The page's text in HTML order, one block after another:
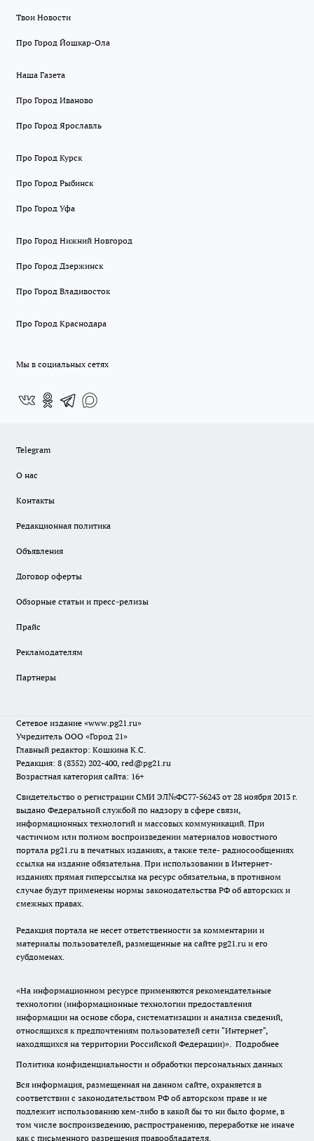
Твои Новости
Про Город Йошкар-Ола
Наша Газета
Про Город Иваново
Про Город Ярославль
Про Город Курск
Про Город Рыбинск
Про Город Уфа
Про Город Нижний Новгород
Про Город Дзержинск
Про Город Владивосток
Про Город Краснодара
Мы в социальных сетях
Telegram
О нас
Контакты
Редакционная политика
Объявления
Договор оферты
Обзорные статьи и пресс-релизы
Прайс
Рекламодателям
Партнеры
Сетевое издание «www.pg21.ru»
Учредитель ООО «Город 21»
Главный редактор: Кошкина К.С.
Редакция: 8 (8352) 202-400, red@pg21.ru
Возрастная категория сайта: 16+
Свидетельство о регистрации СМИ ЭЛ№ФС77-56243 от 28 ноября 2013 г.
выдано Федеральной службой по надзору в сфере связи,
информационных технологий и массовых коммуникаций. При
частичном или полном воспроизведении материалов новостного
портала pg21.ru в печатных изданиях, а также теле- радиосообщениях
ссылка на издание обязательна. При использовании в Интернет-
изданиях прямая гиперссылка на ресурс обязательна, в противном
случае будут применены нормы законодательства РФ об авторских и
смежных правах.
Редакция портала не несет ответственности за комментарии и
материалы пользователей, размещенные на сайте pg21.ru и его
субдоменах.
«На информационном ресурсе применяются рекомендательные
технологии (информационные технологии предоставления
информации на основе сбора, систематизации и анализа сведений,
относящихся к предпочтениям пользователей сети "Интернет",
находящихся на территории Российской Федерации)». Подробнее
Политика конфиденциальности и обработки персональных данных
Вся информация, размещенная на данном сайте, охраняется в
соответствии с законодательством РФ об авторском праве и не
подлежит использованию кем-либо в какой бы то ни было форме, в
том числе воспроизведению, распространению, переработке не иначе
как с письменного разрешения правообладателя.